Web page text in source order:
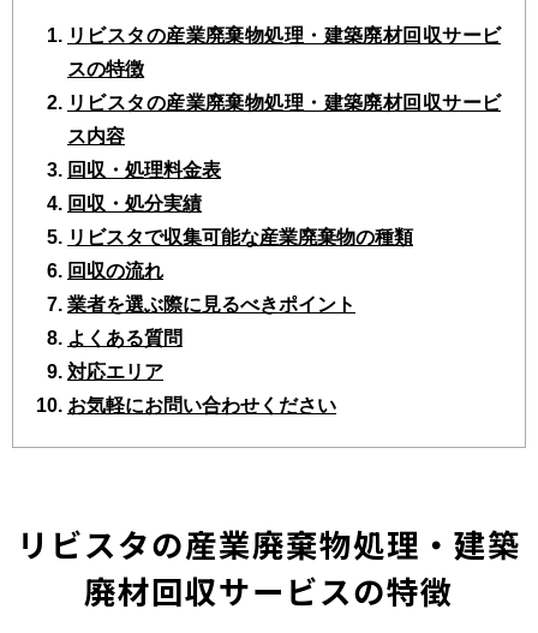
リビスタの産業廃棄物処理・建築廃材回収サービ
スの特徴
リビスタの産業廃棄物処理・建築廃材回収サービ
ス内容
回収・処理料金表
回収・処分実績
リビスタで収集可能な産業廃棄物の種類
回収の流れ
業者を選ぶ際に見るべきポイント
よくある質問
対応エリア
お気軽にお問い合わせください
リビスタの産業廃棄物処理・建築
廃材回収サービスの特徴